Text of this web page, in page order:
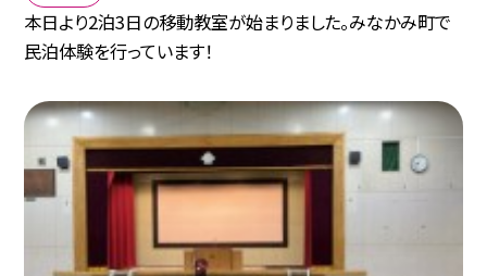
本日より2泊3日の移動教室が始まりました。みなかみ町で
民泊体験を行っています！